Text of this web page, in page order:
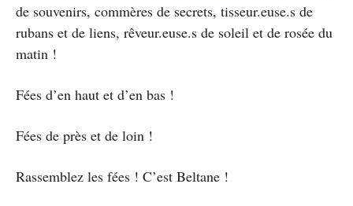
de souvenirs, commères de secrets, tisseur.euse.s de
rubans et de liens, rêveur.euse.s de soleil et de rosée du
matin !
Fées d’en haut et d’en bas !
Fées de près et de loin !
Rassemblez les fées ! C’est Beltane !